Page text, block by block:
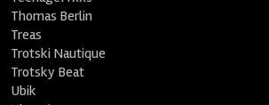
Thomas Berlin
Treas
Trotski Nautique
Trotsky Beat
Ubik